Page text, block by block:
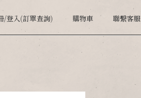
/登入(訂單查詢) 購物車 聯繫客服